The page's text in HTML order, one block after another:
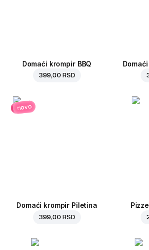
Domaći krompir BBQ
399,00 RSD
novo
Domaći krompir Piletina
399,00 RSD